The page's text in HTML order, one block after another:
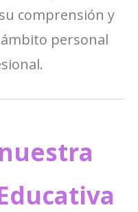
comprensión y
personal